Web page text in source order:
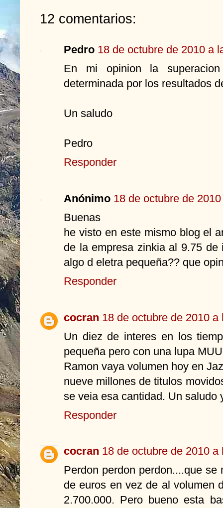
12 comentarios:
Pedro 18 de octubre de 2010 a
En mi opinion la
determinada por los resultados
Un saludo
Pedro
Responder
Anónimo 18 de octubre de
Buenas
he visto en este mismo blog el
de la empresa zinkia al 9.75
algo d eletra pequeña?? que
Responder
cocran 18 de octubre de 2010 a
Un diez de interes en los
pequeña pero con una lupa
Ramon vaya volumen hoy en
nueve millones de titulos
se veia esa cantidad. Un saludo
Responder
cocran 18 de octubre de 2010 a
Perdon perdon perdon....que
de euros en vez de al volumen
2.700.000. Pero bueno esta